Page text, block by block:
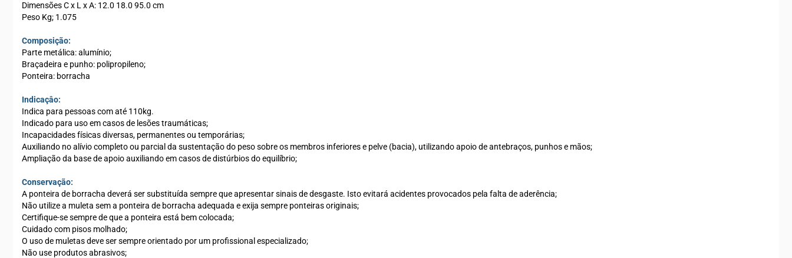
Dimensões C x L x A: 12.0 18.0 95.0 cm
Peso Kg; 1.075
Composição:
Parte metálica: alumínio;
Braçadeira e punho: polipropileno;
Ponteira: borracha
Indicaçâo:
Indica para pessoas com até 110kg.
Indicado para uso em casos de lesões traumáticas;
Incapacidades físicas diversas, permanentes ou temporárias;
Auxiliando no alívio completo ou parcial da sustentação do peso sobre os membros inferiores e pelve (bacia), utilizando apoio de antebraços, punhos e mãos;
Ampliação da base de apoio auxiliando em casos de distúrbios do equilíbrio;
Conservação:
A ponteira de borracha deverá ser substituída sempre que apresentar sinais de desgaste. Isto evitará acidentes provocados pela falta de aderência;
Não utilize a muleta sem a ponteira de borracha adequada e exija sempre ponteiras originais;
Certifique-se sempre de que a ponteira está bem colocada;
Cuidado com pisos molhado;
O uso de muletas deve ser sempre orientado por um profissional especializado;
Não use produtos abrasivos;